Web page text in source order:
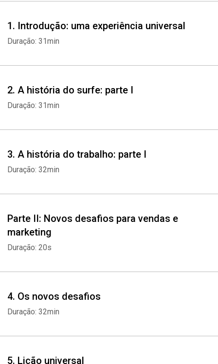
1. Introdução: uma experiência universal
Duração: 31min
2. A história do surfe: parte I
Duração: 31min
3. A história do trabalho: parte I
Duração: 32min
Parte II: Novos desafios para vendas e
marketing
Duração: 20s
4. Os novos desafios
Duração: 32min
5. Lição universal